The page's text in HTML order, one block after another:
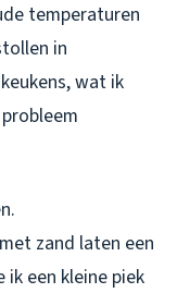
temperaturen
in
wat ik
zand laten een
een kleine piek